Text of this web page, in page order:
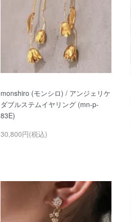
monshiro (モンシロ) / アンジェリケ
ダブルステムイヤリング (mn-p-
83E)
30,800円(税込)